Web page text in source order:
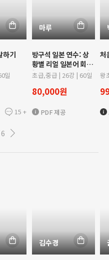
하기
일
15 +
마루
방구석 일본 연수: 상
황별 리얼 일본어 회화
[일본 친구 사귀기편]
초급,중급 | 26강 | 60일
80,000원
PDF 제공
처
왕
6
김수경